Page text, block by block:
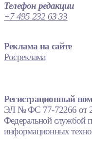
Телефон редакции
+7 495 232 63 33
Реклама на сайте
Росреклама
Регистрационный
ЭЛ № ФС 77-72266 от
Федеральной службой
информационных